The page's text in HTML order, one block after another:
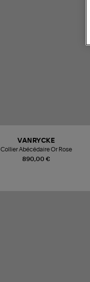
890,00 €
VANRYCKE
Collier Abécédaire Or Rose